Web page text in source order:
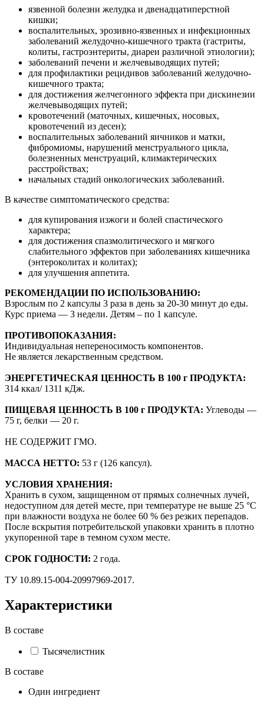
язвенной болезни желудка и двенадцатиперстной
кишки;
воспалительных, эрозивно-язвенных и инфекционных
заболеваний желудочно-кишечного тракта (гастриты,
колиты, гастроэнтериты, диареи различной этиологии);
заболеваний печени и желчевыводящих путей;
для профилактики рецидивов заболеваний желудочно-
кишечного тракта;
для достижения желчегонного эффекта при дискинезии
желчевыводящих путей;
кровотечений (маточных, кишечных, носовых,
кровотечений из десен);
воспалительных заболеваний яичников и матки,
фибромиомы, нарушений менструального цикла,
болезненных менструаций, климактерических
расстройствах;
начальных стадий онкологических заболеваний.
В качестве симптоматического средства:
для купирования изжоги и болей спастического
характера;
для достижения спазмолитического и мягкого
слабительного эффектов при заболеваниях кишечника
(энтероколитах и колитах);
для улучшения аппетита.
РЕКОМЕНДАЦИИ ПО ИСПОЛЬЗОВАНИЮ:
Взрослым по 2 капсулы 3 раза в день за 20-30 минут до еды.
Курс приема — 3 недели. Детям – по 1 капсуле.
ПРОТИВОПОКАЗАНИЯ:
Индивидуальная непереносимость компонентов.
Не является лекарственным средством.
ЭНЕРГЕТИЧЕСКАЯ ЦЕННОСТЬ В 100 г ПРОДУКТА:
314 ккал/ 1311 кДж.
ПИЩЕВАЯ ЦЕННОСТЬ В 100 г ПРОДУКТА: Углеводы —
75 г, белки — 20 г.
НЕ СОДЕРЖИТ ГМО.
МАССА НЕТТО: 53 г (126 капсул).
УСЛОВИЯ ХРАНЕНИЯ:
Хранить в сухом, защищенном от прямых солнечных лучей,
недоступном для детей месте, при температуре не выше 25 °С
при влажности воздуха не более 60 % без резких перепадов.
После вскрытия потребительской упаковки хранить в плотно
укупоренной таре в темном сухом месте.
СРОК ГОДНОСТИ: 2 года.
ТУ 10.89.15-004-20997969-2017.
Характеристики
В составе
Тысячелистник
В составе
Один ингредиент